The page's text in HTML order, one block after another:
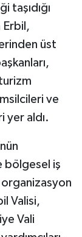
taşıdığı
Erbil,
üst
ve
yer aldı.
bölgesel iş
organizasyon
Valisi,
Vali